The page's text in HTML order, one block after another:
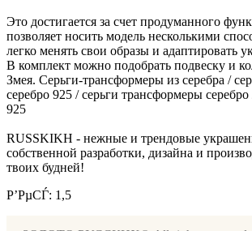
Это достигается за счет продуманного
позволяет носить модель несколькими
легко менять свои образы и адаптировать
В комплект можно подобрать подвеску и
Змея. Серьги-трансформеры из серебра /
серебро 925 / серьги трансформеры серебро
925
RUSSKIKH - нежные и трендовые
собственной разработки, дизайна и
твоих будней!
Р’РµСЃ: 1,5